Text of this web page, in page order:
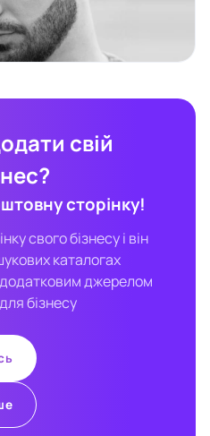
свій
сторінку!
свого бізнесу і він
каталогах
джерелом
бізнесу